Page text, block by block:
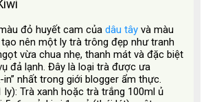
đỏ huyết cam của dâu tây và màu
nên một ly trà trông đẹp như tranh
vừa chua nhẹ, thanh mát và đặc biệt
đả lạnh. Đây là loại trà được ưa
nhất trong giới blogger ẩm thực.
ly): Trà xanh hoặc trà trắng 100ml ủ